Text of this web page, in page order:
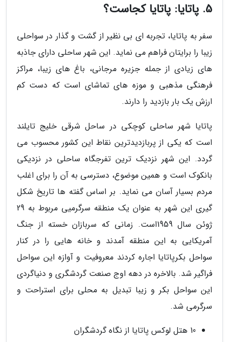
5. پاتایا: پاتایا کجاست؟
سفر به پاتایا، تجربه ای بی نظیر از گشت و گذار در سواحلی
زیبا را برایتان فراهم می نماید. این شهر ساحلی دارای جاذبه
های زیادی از جمله جزیره مرجانی، باغ های زیبا، مراکز
فرهنگی مذهبی و موزه های تماشای است که دست کم
ارزش یک بار بازدید را دارند.
پاتایا شهر ساحلی کوچکی در ساحل شرقی خلیج تایلند
است که یکی از پربازدیدترین نقاط این کشور محسوب می
گردد. این شهر نزدیک ترین تفرجگاه ساحلی در نزدیکی
بانکوک است و همین موضوع، دسترسی به آن را برای اغلب
مردم بسیار آسان می نماید. بر اساس گفته ها تاریخ شکل
گیری این شهر به عنوان یک منطقه سرگرمیی مربوط به 29
ژوئن سال 1959است. زمانی که سربازان خسته از جنگ
آمریکایی به این منطقه آمدند و خانه هایی را در کنار
سواحل بکرپاتایا اجاره کردند معروفیت و آوازه این سواحل
فراگیر شد. بالاخره در دهه اوج صنعت گردشگری و دنیاگردی
این سواحل بکر و زیبا تبدیل به محلی برای استراحت و
سرگرمی شد.
10 هتل لوکس پاتایا از نگاه گردشگران